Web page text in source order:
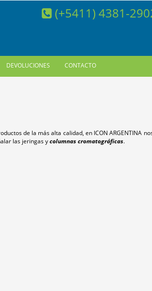
DEVOLUCIONES CONTACTO
(+5411) 4381-
de la más alta calidad, en ICON ARGENTINA
las jeringas ycolumnas cromatográficas.